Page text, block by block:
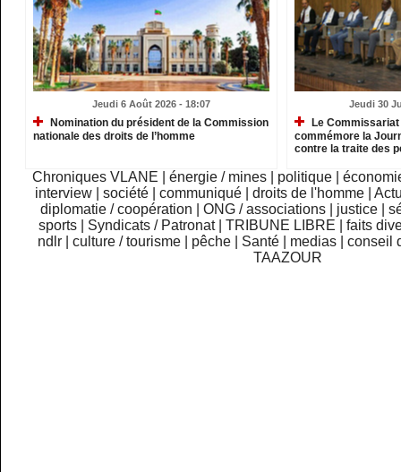
Jeudi 6 Août 2026 - 18:07
Nomination du président de la Commission
nationale des droits de l’homme
Jeudi 30
Le Commissariat
commémore la
contre la traite des
Chroniques VLANE énergie / mines politique
interview
|société |communiqué |droits de l'homme |
diplomatie / coopération
ONG / associations justice
sports
Syndicats / Patronat TRIBUNE LIBRE
faits
ndlr
|culture / tourisme pêche Santé medias |conseil
TAAZOUR